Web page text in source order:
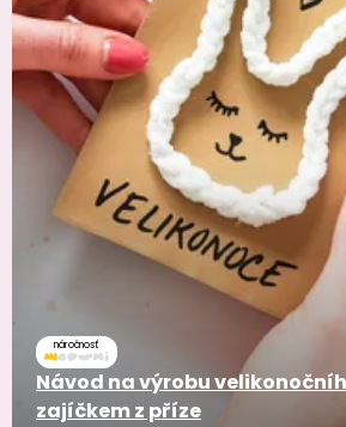
náročnosť
Návod na výrobu
zajíčkem z příze